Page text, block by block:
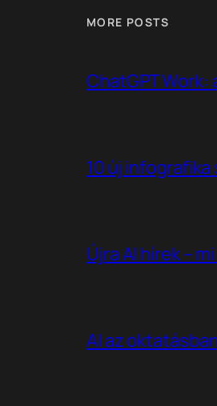
MORE POSTS
ChatGPT Work:
10 új
Újra AI hírek –
AI az